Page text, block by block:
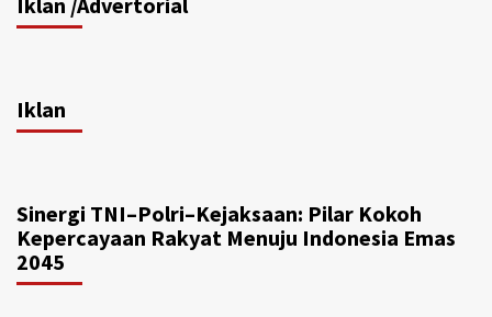
Iklan
Sinergi TNI–Polri–Kejaksaan: Pilar Kokoh
Kepercayaan Rakyat Menuju Indonesia Emas
2045